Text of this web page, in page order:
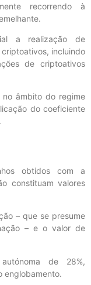
recorrendo à
a realização de
incluindo
de criptoativos
âmbito do regime
do coeficiente
obtidos com a
constituam valores
– que se presume
– e o valor de
de 28%,
englobamento.